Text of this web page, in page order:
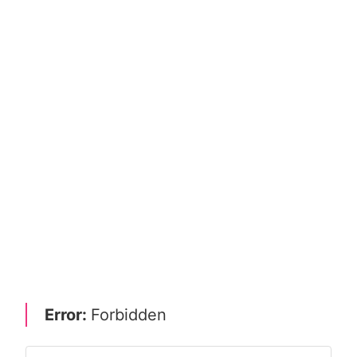
Error: Forbidden